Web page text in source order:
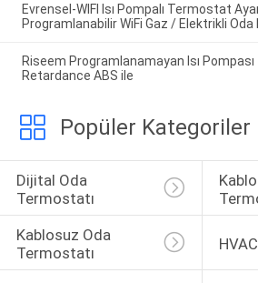
Evrensel-WIFI Isı Pompalı Termostat
Programlanabilir WiFi Gaz / Elektrikli
Riseem Programlanamayan Isı
Retardance ABS ile
Popüler Kategoriler
Dijital Oda
Termostatı
Kablosuz Oda
Termostatı